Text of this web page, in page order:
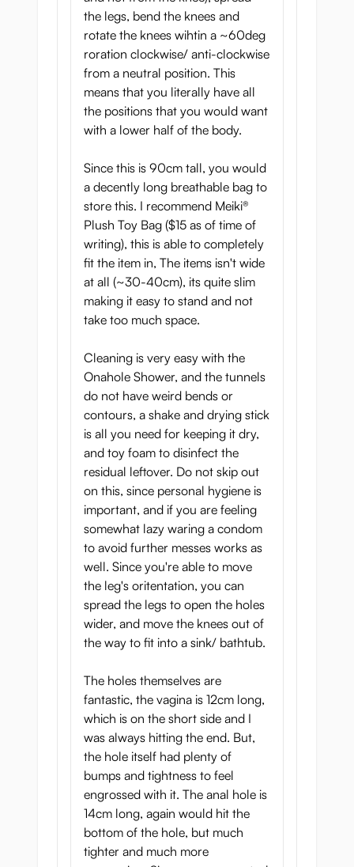
the legs, bend the knees and
rotate the knees wihtin a ~60deg
roration clockwise/ anti-clockwise
from a neutral position. This
means that you literally have all
the positions that you would want
with a lower half of the body.
Since this is 90cm tall, you would
a decently long breathable bag to
store this. I recommend Meiki®
Plush Toy Bag ($15 as of time of
writing), this is able to completely
fit the item in, The items isn't wide
at all (~30-40cm), its quite slim
making it easy to stand and not
take too much space.
Cleaning is very easy with the
Onahole Shower, and the tunnels
do not have weird bends or
contours, a shake and drying stick
is all you need for keeping it dry,
and toy foam to disinfect the
residual leftover. Do not skip out
on this, since personal hygiene is
important, and if you are feeling
somewhat lazy waring a condom
to avoid further messes works as
well. Since you're able to move
the leg's oritentation, you can
spread the legs to open the holes
wider, and move the knees out of
the way to fit into a sink/ bathtub.
The holes themselves are
fantastic, the vagina is 12cm long,
which is on the short side and I
was always hitting the end. But,
the hole itself had plenty of
bumps and tightness to feel
engrossed with it. The anal hole is
14cm long, again would hit the
bottom of the hole, but much
tighter and much more